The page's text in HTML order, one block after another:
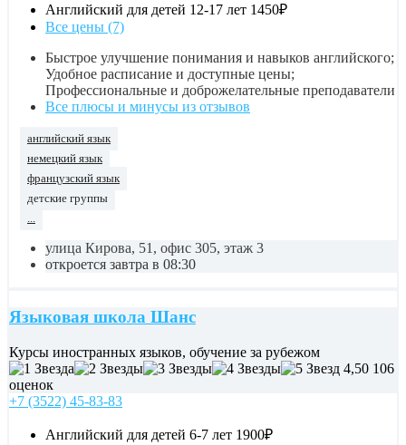
Английский для детей 12-17 лет 1450₽
Все цены (7)
Быстрое улучшение понимания и навыков английского;
Удобное расписание и доступные цены;
Профессиональные и доброжелательные преподаватели
Все плюсы и минусы из отзывов
английский язык
немецкий язык
французский язык
детские группы
улица Кирова, 51, офис 305, этаж 3
откроется завтра в 08:30
Языковая школа Шанс
Курсы иностранных языков, обучение за рубежом
4,50 106
оценок
+7 (3522) 45-83-83
Английский для детей 6-7 лет 1900₽